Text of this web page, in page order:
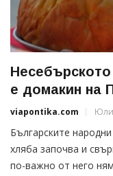
е домакин на
viapontika.com Юли
Българските
хляба започва и
по-важно от него